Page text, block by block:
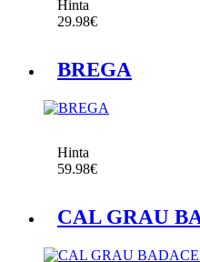
Hinta
29.98€
BREGA
Hinta
59.98€
CAL GRAU